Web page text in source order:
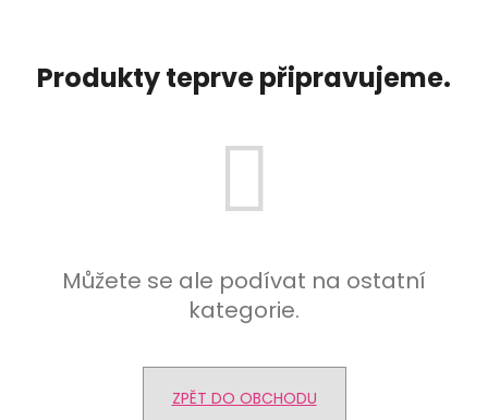
Produkty teprve připravujeme.
Můžete se ale podívat na ostatní
kategorie.
ZPĚT DO OBCHODU